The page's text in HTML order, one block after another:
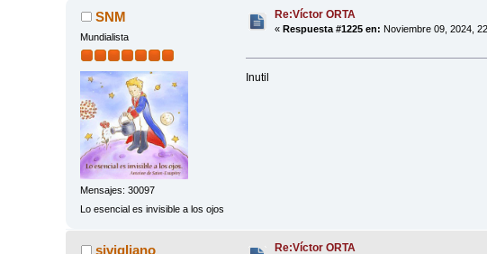
SNM
Mundialista
Mensajes: 30097
Lo esencial es invisible a los ojos
Re:Víctor ORTA
«Respuesta #1225 en: Noviembre 09, 2024,
Inutil
sivigliano Re:Víctor ORTA